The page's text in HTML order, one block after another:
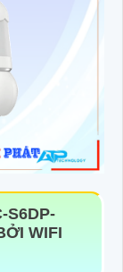
S6DP-
WIFI